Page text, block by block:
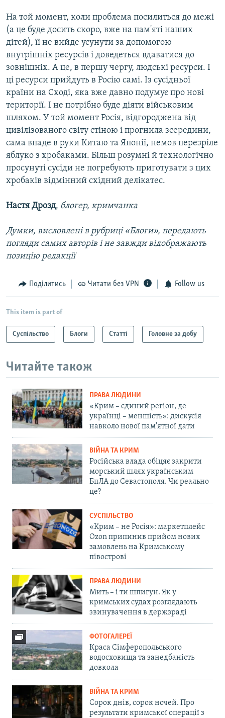
На той момент, коли проблема посилиться до межі
(а це буде досить скоро, вже на пам'яті наших
дітей), її не вийде усунути за допомогою
внутрішніх ресурсів і доведеться вдаватися до
зовнішніх. А це, в першу чергу, людські ресурси. І
ці ресурси прийдуть в Росію самі. Із сусідньої
країни на Сході, яка вже давно подумує про нові
території. І не потрібно буде діяти військовим
шляхом. У той момент Росія, відгороджена від
цивілізованого світу стіною і прогнила зсередини,
сама впаде в руки Китаю та Японії, немов перезріле
яблуко з хробаками. Більш розумні й технологічно
просунуті сусіди не погребують приготувати з цих
хробаків відмінний східний делікатес.
Настя Дрозд, блогер, кримчанка
Думки, висловлені в рубриці «Блоги», передають
погляди самих авторів і не завжди відображають
позицію редакції
Поділитись Читати без VPN Follow us
This item is part of
Суспільство Блоги Статті Головне за добу
Читайте також
ПРАВА ЛЮДИНИ
«Крим – єдиний регіон, де
українці – меншість»: дискусія
навколо нової пам'ятної дати
ВІЙНА ТА КРИМ
Російська влада обіцяє закрити
морський шлях українським
БпЛА до Севастополя. Чи реально
це?
СУСПІЛЬСТВО
«Крим – не Росія»: маркетплейс
Ozon припинив прийом нових
замовлень на Кримському
півострові
ПРАВА ЛЮДИНИ
Мить – і ти шпигун. Як у
кримських судах розглядають
звинувачення в держзраді
ФОТОГАЛЕРЕЇ
Краса Сімферопольського
водосховища та занедбаність
довкола
ВІЙНА ТА КРИМ
Сорок днів, сорок ночей. Про
результати кримської операції з